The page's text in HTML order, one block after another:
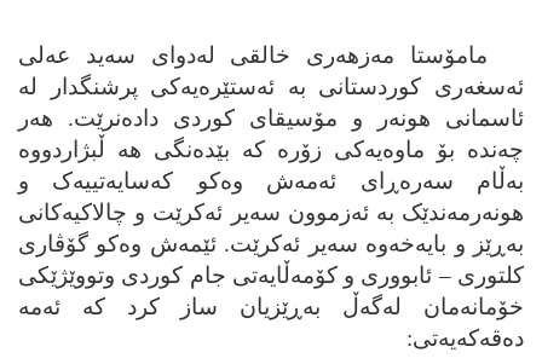
مامۆستا مه‌زھه‌ری خالقی له‌دوای سه‌ید عه‌لی
ئه‌سغه‌ری کوردستانی به ئه‌ستێره‌یه‌کی پرشنگدار له
ئاسمانی ھونه‌ر و مۆسیقای کوردی داده‌نرێت. ھه‌ر
چه‌نده بۆ ماوه‌یه‌کی زۆره که بێده‌نگی ھه ڵبژاردووه
به‌ڵام سه‌ره‌ڕای ئه‌مه‌ش وه‌کو که‌سایه‌تییه‌ک و
ھونه‌رمه‌ندێک به ئه‌زموون سه‌یر ئه‌کرێت و چالاکیه‌کانی
به‌ڕێز و بایه‌خه‌وه سه‌یر ئه‌کرێت. ئێمه‌ش وه‌کو گۆڤاری
کلتوری – ئابووری و کۆمه‌ڵایه‌تی جام کوردی وتووێژێکی
خۆمانه‌مان له‌گه‌ڵ به‌ڕێزیان ساز کرد که ئه‌مه
ده‌قه‌که‌یه‌تی: